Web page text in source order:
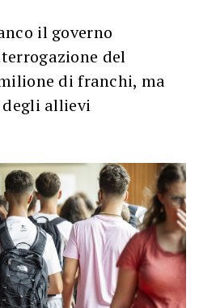
il governo
del
di franchi, ma
allievi